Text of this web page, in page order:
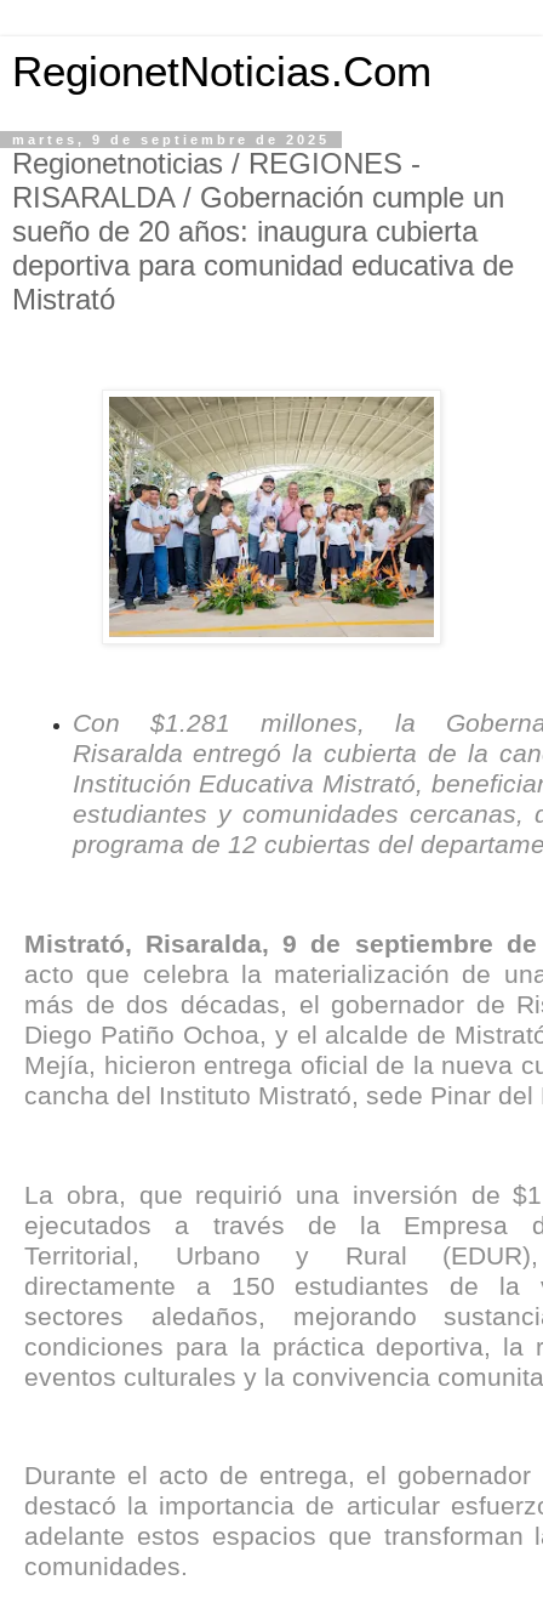
RegionetNoticias.Com
martes, 9 de septiembre de 2025
Regionetnoticias / REGIONES -
RISARALDA / Gobernación cumple un
sueño de 20 años: inaugura cubierta
deportiva para comunidad educativa de
Mistrató
Con $1.281 millones, la
Risaralda entregó la cubierta de la
Institución Educativa Mistrató,
estudiantes y comunidades cercanas,
programa de 12 cubiertas del
Mistrató, Risaralda, 9 de septiembre de
acto que celebra la materialización de
más de dos décadas, el gobernador de
Diego Patiño Ochoa, y el alcalde de
Mejía, hicieron entrega oficial de la nueva
cancha del Instituto Mistrató, sede Pinar del
La obra, que requirió una inversión de
ejecutados a través de la Empresa
Territorial, Urbano y Rural (EDUR),
directamente a 150 estudiantes de la
sectores aledaños, mejorando
condiciones para la práctica deportiva, la
eventos culturales y la convivencia
Durante el acto de entrega, el gobernador
destacó la importancia de articular
adelante estos espacios que transforman
comunidades.